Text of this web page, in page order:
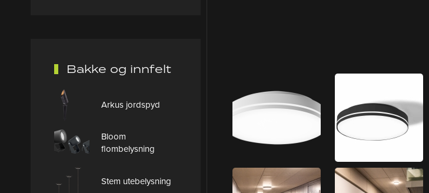
Bakke og innfelt
Arkus jordspyd
Bloom
flombelysning
Stem utebelysning